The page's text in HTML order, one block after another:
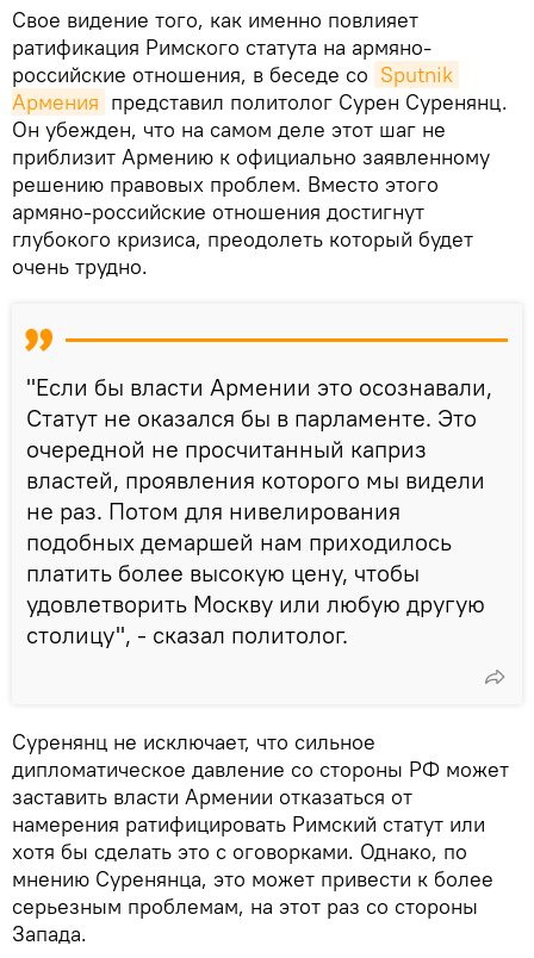
Свое видение того, как именно повлияет
ратификация Римского статута на армяно-
российские отношения, в беседе со Sputnik
Армения представил политолог Сурен Суренянц.
Он убежден, что на самом деле этот шаг не
приблизит Армению к официально заявленному
решению правовых проблем. Вместо этого
армяно-российские отношения достигнут
глубокого кризиса, преодолеть который будет
очень трудно.
"Если бы власти Армении это осознавали,
Статут не оказался бы в парламенте. Это
очередной не просчитанный каприз
властей, проявления которого мы видели
не раз. Потом для нивелирования
подобных демаршей нам приходилось
платить более высокую цену, чтобы
удовлетворить Москву или любую другую
столицу", - сказал политолог.
Суренянц не исключает, что сильное
дипломатическое давление со стороны РФ может
заставить власти Армении отказаться от
намерения ратифицировать Римский статут или
хотя бы сделать это с оговорками. Однако, по
мнению Суренянца, это может привести к более
серьезным проблемам, на этот раз со стороны
Запада.